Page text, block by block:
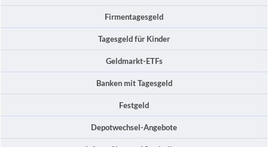
Firmentagesgeld
Tagesgeld für Kinder
Geldmarkt-ETFs
Banken mit Tagesgeld
Festgeld
Depotwechsel-Angebote